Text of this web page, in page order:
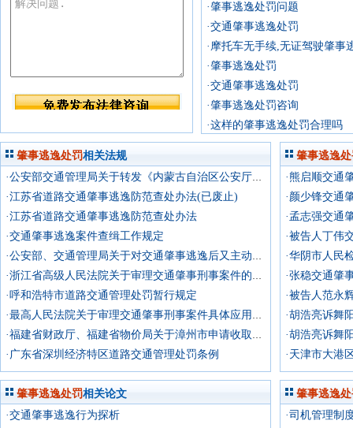
·肇事逃逸处罚问题
·交通肇事逃逸处罚
·摩托车无手续,无证驾驶肇事
·肇事逃逸处罚
·交通肇事逃逸处罚
·肇事逃逸处罚咨询
·这样的肇事逃逸处罚合理吗
肇事逃逸处罚相关法规
·公安部交通管理局关于转发《内蒙古自治区公安厅道路交通肇事逃逸案件查辑办法》（试行）的通知
·江苏省道路交通肇事逃逸防范查处办法(已废止)
·江苏省道路交通肇事逃逸防范查处办法
·交通肇事逃逸案件查缉工作规定
·公安部、交通管理局关于对交通肇事逃逸后又主动投案的当事人实施行政处罚有关问题的答复
·浙江省高级人民法院关于审理交通肇事刑事案件的若干意见
·呼和浩特市道路交通管理处罚暂行规定
·最高人民法院关于审理交通肇事刑事案件具体应用法律若干问题的解释
·福建省财政厅、福建省物价局关于漳州市申请收取违章超速行驶的机动车辆及肇事后逃逸车辆监控费的批复
·广东省深圳经济特区道路交通管理处罚条例
肇事逃逸
·熊启顺交通
·颜少锋交通
·孟志强交通
·被告人丁伟
·华阴市人民
·张稳交通肇
·被告人范永
·天津市大港
肇事逃逸处罚相关论文
·交通肇事逃逸行为探析
肇事逃逸
·司机管理制